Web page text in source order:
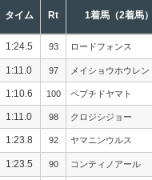
タイム Rt 1着馬（2着馬）
1:24.5 93 ロードフォンス
1:11.0 97 メイショウホウレン
1:10.6 100 ペプチドヤマト
1:11.0 98 クロジシジョー
1:23.8 92 ヤマニンウルス
1:23.5 90 コンティノアール